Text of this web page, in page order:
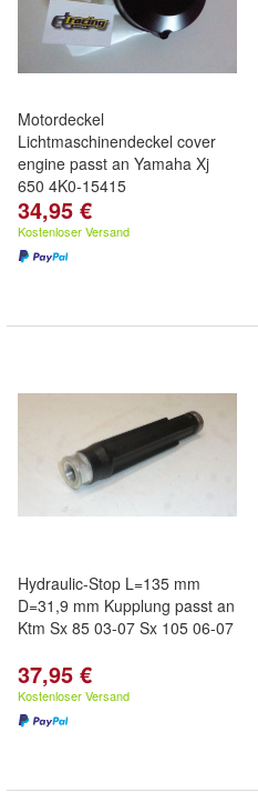
Motordeckel
Lichtmaschinendeckel cover
engine passt an Yamaha Xj
650 4K0-15415
34,95 €
Kostenloser Versand
Hydraulic-Stop L=135 mm
D=31,9 mm Kupplung passt an
Ktm Sx 85 03-07 Sx 105 06-07
37,95 €
Kostenloser Versand